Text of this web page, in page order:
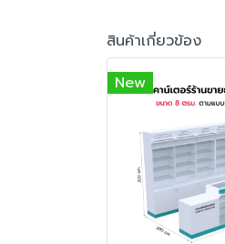
สินค้าเกี่ยวข้อง
New